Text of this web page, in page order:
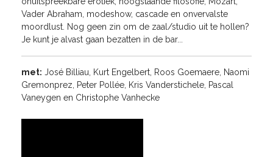
Vader Abraham, modeshow, cascade en onvervalste
moordlust. Nog geen zin om de zaal/studio uit te hollen?
Je kunt je alvast gaan bezatten in de bar...
met: José Billiau, Kurt Engelbert, Roos Goemaere, Naomi
Gremonprez, Peter Pollée, Kris Vanderstichele, Pascal
Vaneygen en Christophe Vanhecke